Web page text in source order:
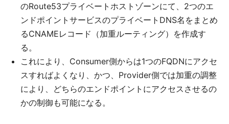
のRoute53プライベートホストゾーンにて、2つのエ
ンドポイントサービスのプライベートDNS名をまとめ
るCNAMEレコード（加重ルーティング）を作成す
る。
これにより、Consumer側からは1つのFQDNにアクセ
スすればよくなり、かつ、Provider側では加重の調整
により、どちらのエンドポイントにアクセスさせるの
かの制御も可能になる。